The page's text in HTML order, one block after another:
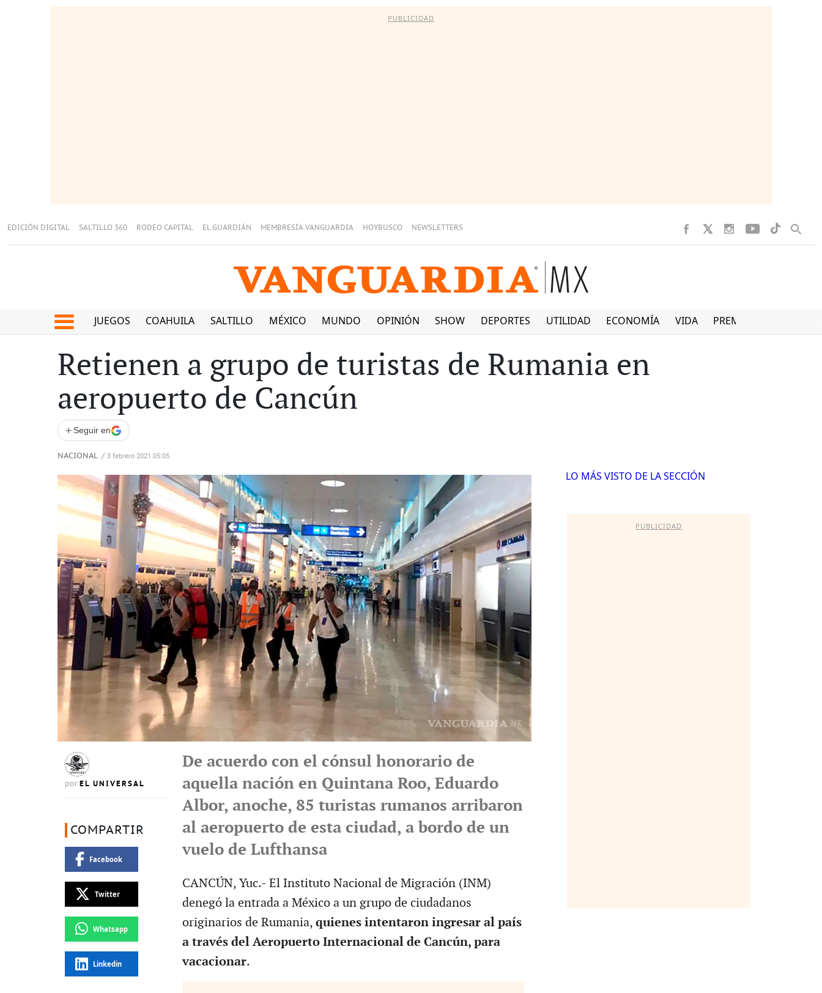
PUBLICIDAD
EDICIÓN DIGITAL SALTILLO 360 RODEO CAPITAL EL GUARDIÁN MEMBRESÍA VANGUARDIA HOYBUSCO NEWSLETTERS
JUEGOS COAHUILA SALTILLO MÉXICO MUNDO OPINIÓN SHOW DEPORTES UTILIDAD ECONOMÍA VIDA PREMIUM
Retienen a grupo de turistas de Rumania en
aeropuerto de Cancún
+ Seguir en
NACIONAL / 3 febrero 2021 05:05
por EL UNIVERSAL
COMPARTIR
Facebook
Twitter
Whatsapp
Linkedin
De acuerdo con el cónsul honorario de
aquella nación en Quintana Roo, Eduardo
Albor, anoche, 85 turistas rumanos arribaron
al aeropuerto de esta ciudad, a bordo de un
vuelo de Lufthansa
CANCÚN, Yuc.- El Instituto Nacional de Migración (INM)
denegó la entrada a México a un grupo de ciudadanos
originarios de Rumania, quienes intentaron ingresar al país
a través del Aeropuerto Internacional de Cancún, para
vacacionar.
LO MÁS VISTO DE LA SECCIÓN
PUBLICIDAD